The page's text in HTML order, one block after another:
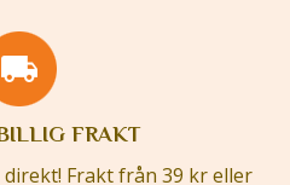
FRAKT
Frakt från 39 kr eller